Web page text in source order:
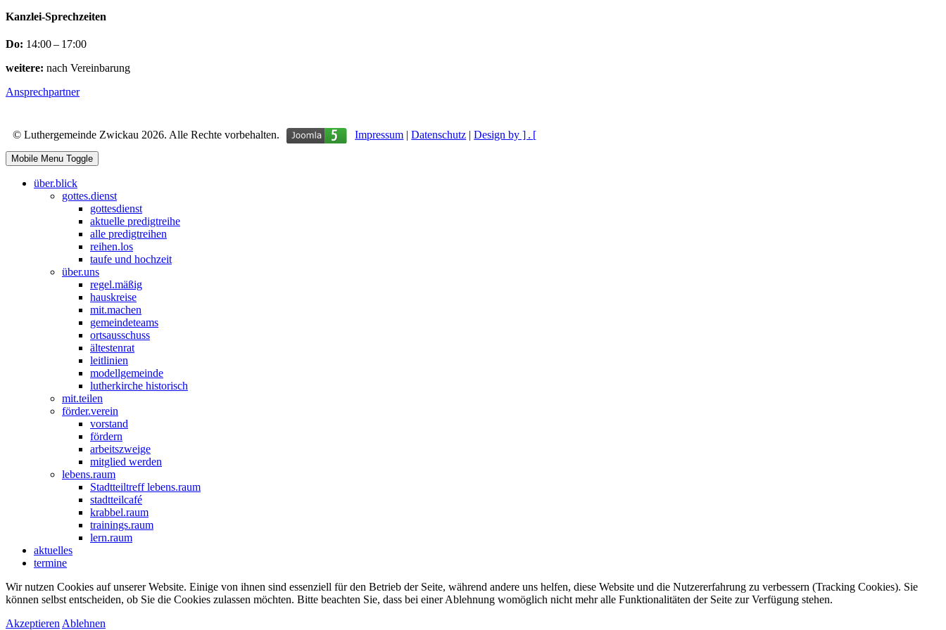
Kanzlei-Sprechzeiten
Do: 14:00 – 17:00
weitere: nach Vereinbarung
Ansprechpartner
© Luthergemeinde Zwickau 2026. Alle Rechte vorbehalten. Impressum |Datenschutz |Design by ] . [
Mobile Menu Toggle
über.blick
gottes.dienst
gottesdienst
aktuelle predigtreihe
alle predigtreihen
reihen.los
taufe und hochzeit
über.uns
regel.mäßig
hauskreise
mit.machen
gemeindeteams
ortsausschuss
ältestenrat
leitlinien
modellgemeinde
lutherkirche historisch
mit.teilen
förder.verein
vorstand
fördern
arbeitszweige
mitglied werden
lebens.raum
Stadtteiltreff lebens.raum
stadtteilcafé
krabbel.raum
trainings.raum
lern.raum
aktuelles
termine
Wir nutzen Cookies auf unserer Website. Einige von ihnen sind essenziell für den Betrieb der Seite, während andere uns helfen, diese Website und die Nutzererfahrung zu verbessern (Tracking Cookies). Sie
können selbst entscheiden, ob Sie die Cookies zulassen möchten. Bitte beachten Sie, dass bei einer Ablehnung womöglich nicht mehr alle Funktionalitäten der Seite zur Verfügung stehen.
Akzeptieren Ablehnen